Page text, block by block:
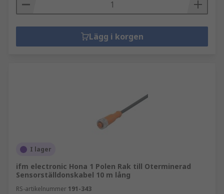
Lägg i korgen
I lager
ifm electronic Hona 1 Polen Rak till Oterminerad
Sensorställdonskabel 10 m lång
RS-artikelnummer 191-343